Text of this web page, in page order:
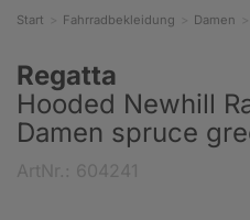
Start Fahrradbekleidung Damen
Regatta
Hooded Newhill
Damen spruce